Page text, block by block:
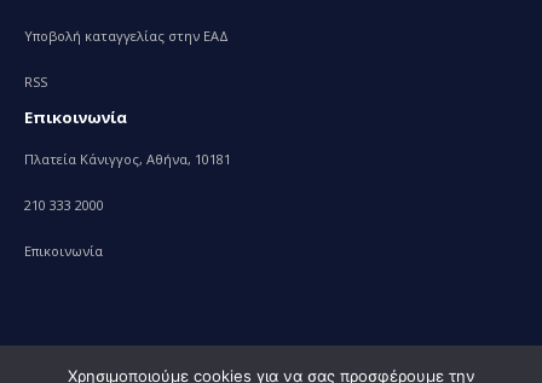
Υποβολή καταγγελίας στην ΕΑΔ
RSS
Επικοινωνία
Πλατεία Κάνιγγος, Αθήνα, 10181
210 333 2000
Επικοινωνία
Χρησιμοποιούμε cookies για να σας προσφέρουμε την